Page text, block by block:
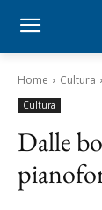
Home Cultura
Cultura
Dalle